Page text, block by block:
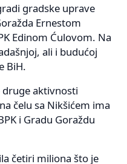
gradske uprave
Ernestom
Edinom Ćulovom. Na
ali i budućoj
BiH.
aktivnosti
čelu sa Nikšićem ima
i Gradu Goraždu
četiri miliona što je